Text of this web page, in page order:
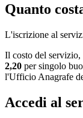
Quanto
L'iscrizione al
Il costo del
2,20 per singolo
l'Ufficio Anagrafe
Accedi al